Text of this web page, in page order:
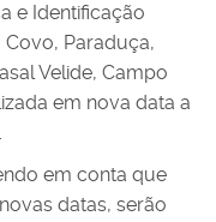
e Identificação
Paraduça,
Velide, Campo
em nova data a
em conta que
datas, serão